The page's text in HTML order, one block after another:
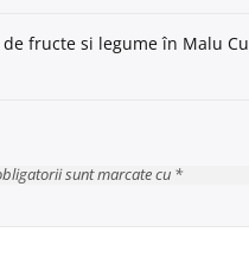
de fructe si legume în Malu Cu
sunt marcate cu *